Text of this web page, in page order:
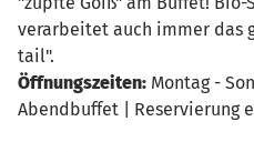
verarbeitet auch immer das
tail".
Öffnungszeiten: Montag -
Abendbuffet | Reservierung